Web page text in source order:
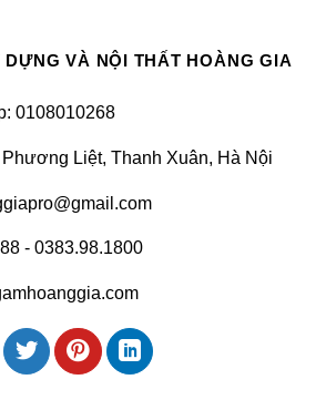
DỰNG VÀ NỘI THẤT HOÀNG GIA
0108010268
Liệt, Thanh Xuân, Hà Nội
- 0383.98.1800